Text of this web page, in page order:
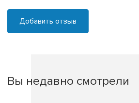
Добавить отзыв
Вы недавно смотрели